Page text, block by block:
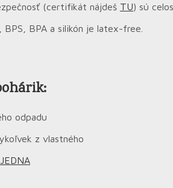
(certifikát nájdeš TU) sú
BPA a silikón je latex-free.
odpadu
z vlastného